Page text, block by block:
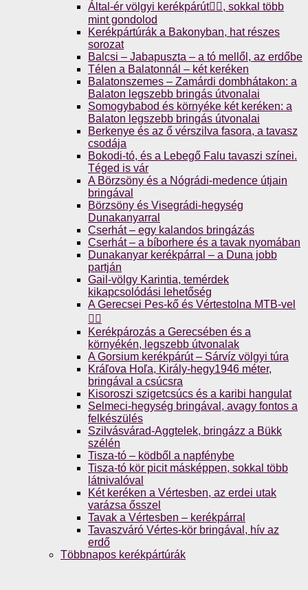
Által-ér völgyi kerékpárút🚴‍♀️, sokkal több
mint gondolod
Kerékpártúrák a Bakonyban, hat részes
sorozat
Balcsi – Jabapuszta – a tó mellől, az erdőbe
Télen a Balatonnál – két keréken
Balatonszemes – Zamárdi dombhátakon: a
Balaton legszebb bringás útvonalai
Somogybabod és környéke két keréken: a
Balaton legszebb bringás útvonalai
Berkenye és az ő vérszilva fasora, a tavasz
csodája
Bokodi-tó, és a Lebegő Falu tavaszi színei.
Téged is vár
A Börzsöny és a Nógrádi-medence útjain
bringával
Börzsöny és Visegrádi-hegység
Dunakanyarral
Cserhát – egy kalandos bringázás
Cserhát – a bíborhere és a tavak nyomában
Dunakanyar kerékpárral – a Duna jobb
partján
Gail-völgy Karintia, temérdek
kikapcsolódási lehetőség
A Gerecsei Pes-kő és Vértestolna MTB-vel
🚴‍♀️
Kerékpározás a Gerecsében és a
környékén, legszebb útvonalak
A Gorsium kerékpárút – Sárvíz völgyi túra
Kráľova Hoľa, Király-hegy1946 méter,
bringával a csúcsra
Kisoroszi szigetcsúcs és a karibi hangulat
Selmeci-hegység bringával, avagy fontos a
felkészülés
Szilvásvárad-Aggtelek, bringázz a Bükk
szélén
Tisza-tó – ködből a napfénybe
Tisza-tó kör picit másképpen, sokkal több
látnivalóval
Két keréken a Vértesben, az erdei utak
varázsa ősszel
Tavak a Vértesben – kerékpárral
Tavaszváró Vértes-kör bringával, hív az
erdő
Többnapos kerékpártúrák